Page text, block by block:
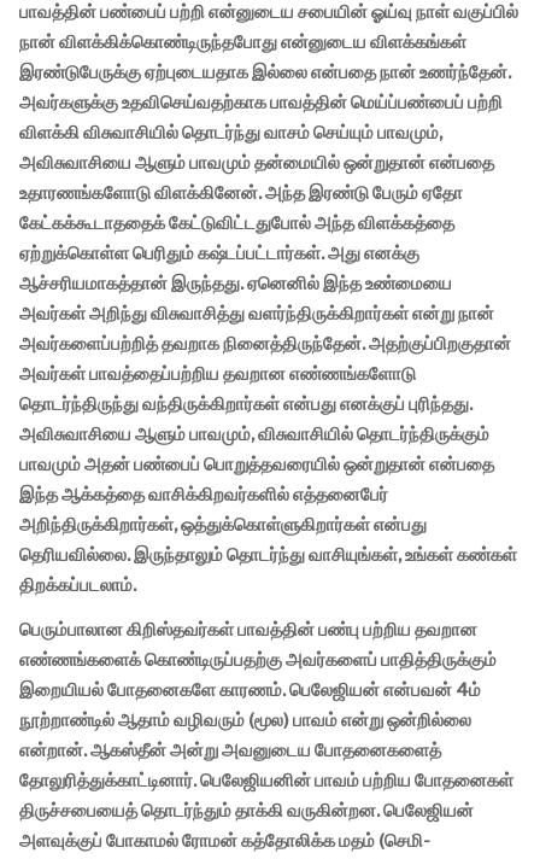
பாவத்தின் பண்பைப் பற்றி என்னுடைய சபையின் ஓய்வு நாள் வகுப்பில்
நான் விளக்கிக்கொண்டிருந்தபோது என்னுடைய விளக்கங்கள்
இரண்டுபேருக்கு ஏற்புடையதாக இல்லை என்பதை நான் உணர்ந்தேன்.
அவர்களுக்கு உதவிசெய்வதற்காக பாவத்தின் மெய்ப்பண்பைப் பற்றி
விளக்கி விசுவாசியில் தொடர்ந்து வாசம் செய்யும் பாவமும்,
அவிசுவாசியை ஆளும் பாவமும் தன்மையில் ஒன்றுதான் என்பதை
உதாரணங்களோடு விளக்கினேன். அந்த இரண்டு பேரும் ஏதோ
கேட்கக்கூடாததைக் கேட்டுவிட்டதுபோல் அந்த விளக்கத்தை
ஏற்றுக்கொள்ள பெரிதும் கஷ்டப்பட்டார்கள். அது எனக்கு
ஆச்சரியமாகத்தான் இருந்தது. ஏனெனில் இந்த உண்மையை
அவர்கள் அறிந்து விசுவாசித்து வளர்ந்திருக்கிறார்கள் என்று நான்
அவர்களைப்பற்றித் தவறாக நினைத்திருந்தேன். அதற்குப்பிறகுதான்
அவர்கள் பாவத்தைப்பற்றிய தவறான எண்ணங்களோடு
தொடர்ந்திருந்து வந்திருக்கிறார்கள் என்பது எனக்குப் புரிந்தது.
அவிசுவாசியை ஆளும் பாவமும், விசுவாசியில் தொடர்ந்திருக்கும்
பாவமும் அதன் பண்பைப் பொறுத்தவரையில் ஒன்றுதான் என்பதை
இந்த ஆக்கத்தை வாசிக்கிறவர்களில் எத்தனைபேர்
அறிந்திருக்கிறார்கள், ஒத்துக்கொள்ளுகிறார்கள் என்பது
தெரியவில்லை. இருந்தாலும் தொடர்ந்து வாசியுங்கள், உங்கள் கண்கள்
திறக்கப்படலாம்.
பெரும்பாலான கிறிஸ்தவர்கள் பாவத்தின் பண்பு பற்றிய தவறான
எண்ணங்களைக் கொண்டிருப்பதற்கு அவர்களைப் பாதித்திருக்கும்
இறையியல் போதனைகளே காரணம். பெலேஜியன் என்பவன் 4ம்
நூற்றாண்டில் ஆதாம் வழிவரும் (மூல) பாவம் என்று ஒன்றில்லை
என்றான். ஆகஸ்தீன் அன்று அவனுடைய போதனைகளைத்
தோலுரித்துக்காட்டினார். பெலேஜியனின் பாவம் பற்றிய போதனைகள்
திருச்சபையைத் தொடர்ந்தும் தாக்கி வருகின்றன. பெலேஜியன்
அளவுக்குப் போகாமல் ரோமன் கத்தோலிக்க மதம் (செமி-